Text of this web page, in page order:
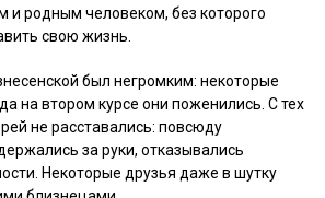
и родным человеком, без которого
свою жизнь.
был негромким: некоторые
на втором курсе они поженились. С тех
не расставались: повсюду
за руки, отказывались
Некоторые друзья даже в шутку